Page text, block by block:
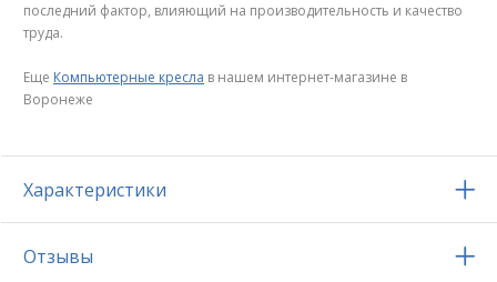
последний фактор, влияющий на производительность и качество
труда.
Еще Компьютерные кресла в нашем интернет-магазине в
Воронеже
Характеристики
Отзывы